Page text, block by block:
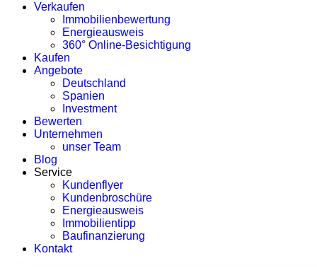
Verkaufen
Immobilienbewertung
Energieausweis
360° Online-Besichtigung
Kaufen
Angebote
Deutschland
Spanien
Investment
Bewerten
Unternehmen
unser Team
Blog
Service
Kundenflyer
Kundenbroschüre
Energieausweis
Immobilientipp
Baufinanzierung
Kontakt